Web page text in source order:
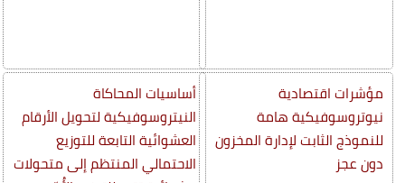
مؤشرات اقتصادية
نيوتروسوفيكية هامة
للنموذج الثابت لإدارة المخزون
دون عجز
أساسيات المحاكاة
النيتروسوفيكية لتحويل الأرقام
العشوائية التابعة للتوزيع
الاحتمالي المنتظم إلى متحولات